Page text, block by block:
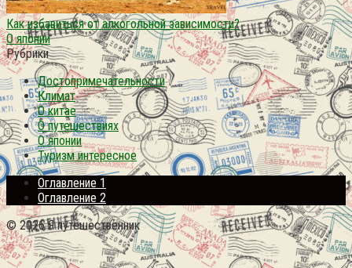
Как избавиться от алкогольной зависимости?
О японии
Рубрики
Достопримечательности
Климат
О китае
О путешествиях
О японии
Туризм интересное
Оглавление 1
Оглавление 2
© 2026 Я путешественник